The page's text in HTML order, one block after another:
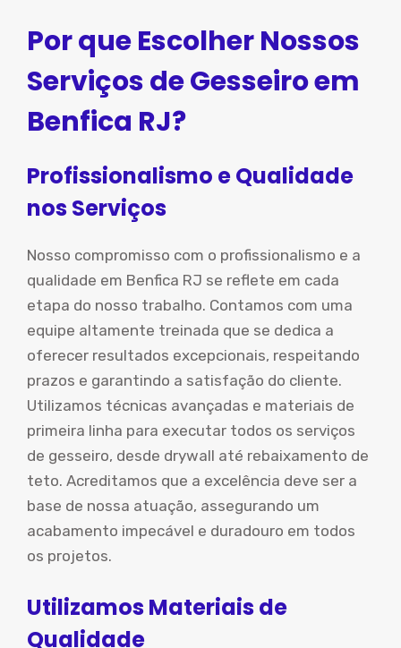
Por que Escolher Nossos
Serviços de Gesseiro em
Benfica RJ?
Profissionalismo e Qualidade
nos Serviços
Nosso compromisso com o profissionalismo e a
qualidade em Benfica RJ se reflete em cada
etapa do nosso trabalho. Contamos com uma
equipe altamente treinada que se dedica a
oferecer resultados excepcionais, respeitando
prazos e garantindo a satisfação do cliente.
Utilizamos técnicas avançadas e materiais de
primeira linha para executar todos os serviços
de gesseiro, desde drywall até rebaixamento de
teto. Acreditamos que a excelência deve ser a
base de nossa atuação, assegurando um
acabamento impecável e duradouro em todos
os projetos.
Utilizamos Materiais de
Qualidade